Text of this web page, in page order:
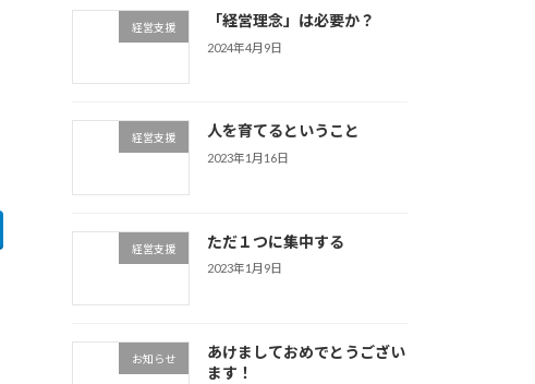
経営支援 「経営理念」は必要か？
2024年4月9日
経営支援 人を育てるということ
2023年1月16日
経営支援 ただ１つに集中する
2023年1月9日
お知らせ
あけましておめでとうござい
ます！